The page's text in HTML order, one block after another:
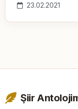
23.02.2021
Şiir